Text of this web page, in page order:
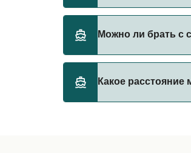
Можно ли брать с
правилами перевозки
Какое